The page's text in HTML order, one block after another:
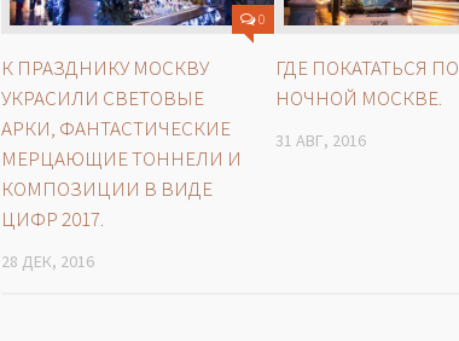
0
К ПРАЗДНИКУ МОСКВУ
УКРАСИЛИ СВЕТОВЫЕ
АРКИ, ФАНТАСТИЧЕСКИЕ
МЕРЦАЮЩИЕ ТОННЕЛИ И
КОМПОЗИЦИИ В ВИДЕ
ЦИФР 2017.
28 ДЕК, 2016
ГДЕ ПОКАТАТЬСЯ ПО
НОЧНОЙ МОСКВЕ.
31 АВГ, 2016